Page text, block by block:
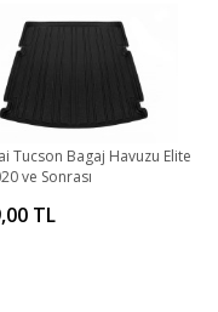
Tucson Bagaj Havuzu Elite
ve Sonrası
TL